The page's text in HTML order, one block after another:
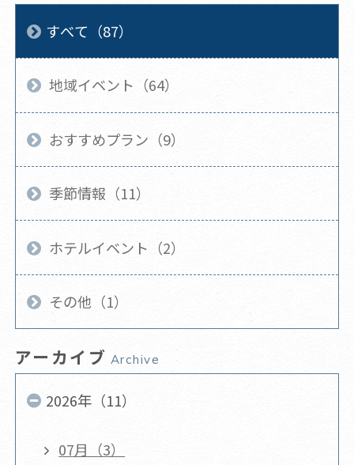
すべて（87）
地域イベント（64）
おすすめプラン（9）
季節情報（11）
ホテルイベント（2）
その他（1）
アーカイブ Archive
2026年（11）
07月（3）